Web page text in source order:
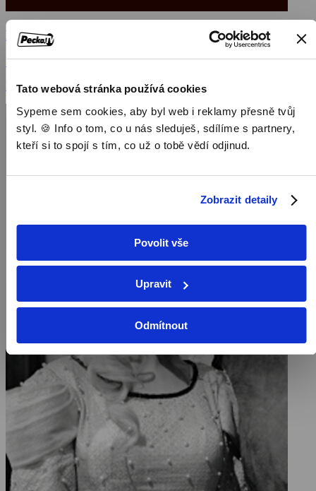
Tato webová stránka používá cookies
Sypeme sem cookies, aby byl web i reklamy přesně tvůj
styl. 🍪 Info o tom, co u nás sleduješ, sdílíme s partnery,
kteří si to spojí s tím, co už o tobě vědí odjinud.
Zobrazit detaily
Povolit vše
Upravit
Odmítnout
Princezna Nevěsta
1987, USA, 98 min
Filmy / Rodinné filmy / Dětský / Pohádka